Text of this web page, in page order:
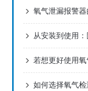
氧气泄漏报警
从安装到使用
若想更好使用
如何选择氧气检